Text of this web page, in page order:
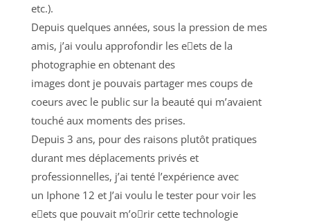
etc.).
Depuis quelques années, sous la pression de mes
amis, j’ai voulu approfondir les e􀆯ets de la
photographie en obtenant des
images dont je pouvais partager mes coups de
coeurs avec le public sur la beauté qui m’avaient
touché aux moments des prises.
Depuis 3 ans, pour des raisons plutôt pratiques
durant mes déplacements privés et
professionnelles, j’ai tenté l’expérience avec
un Iphone 12 et J’ai voulu le tester pour voir les
e􀆯ets que pouvait m’o􀆯rir cette technologie